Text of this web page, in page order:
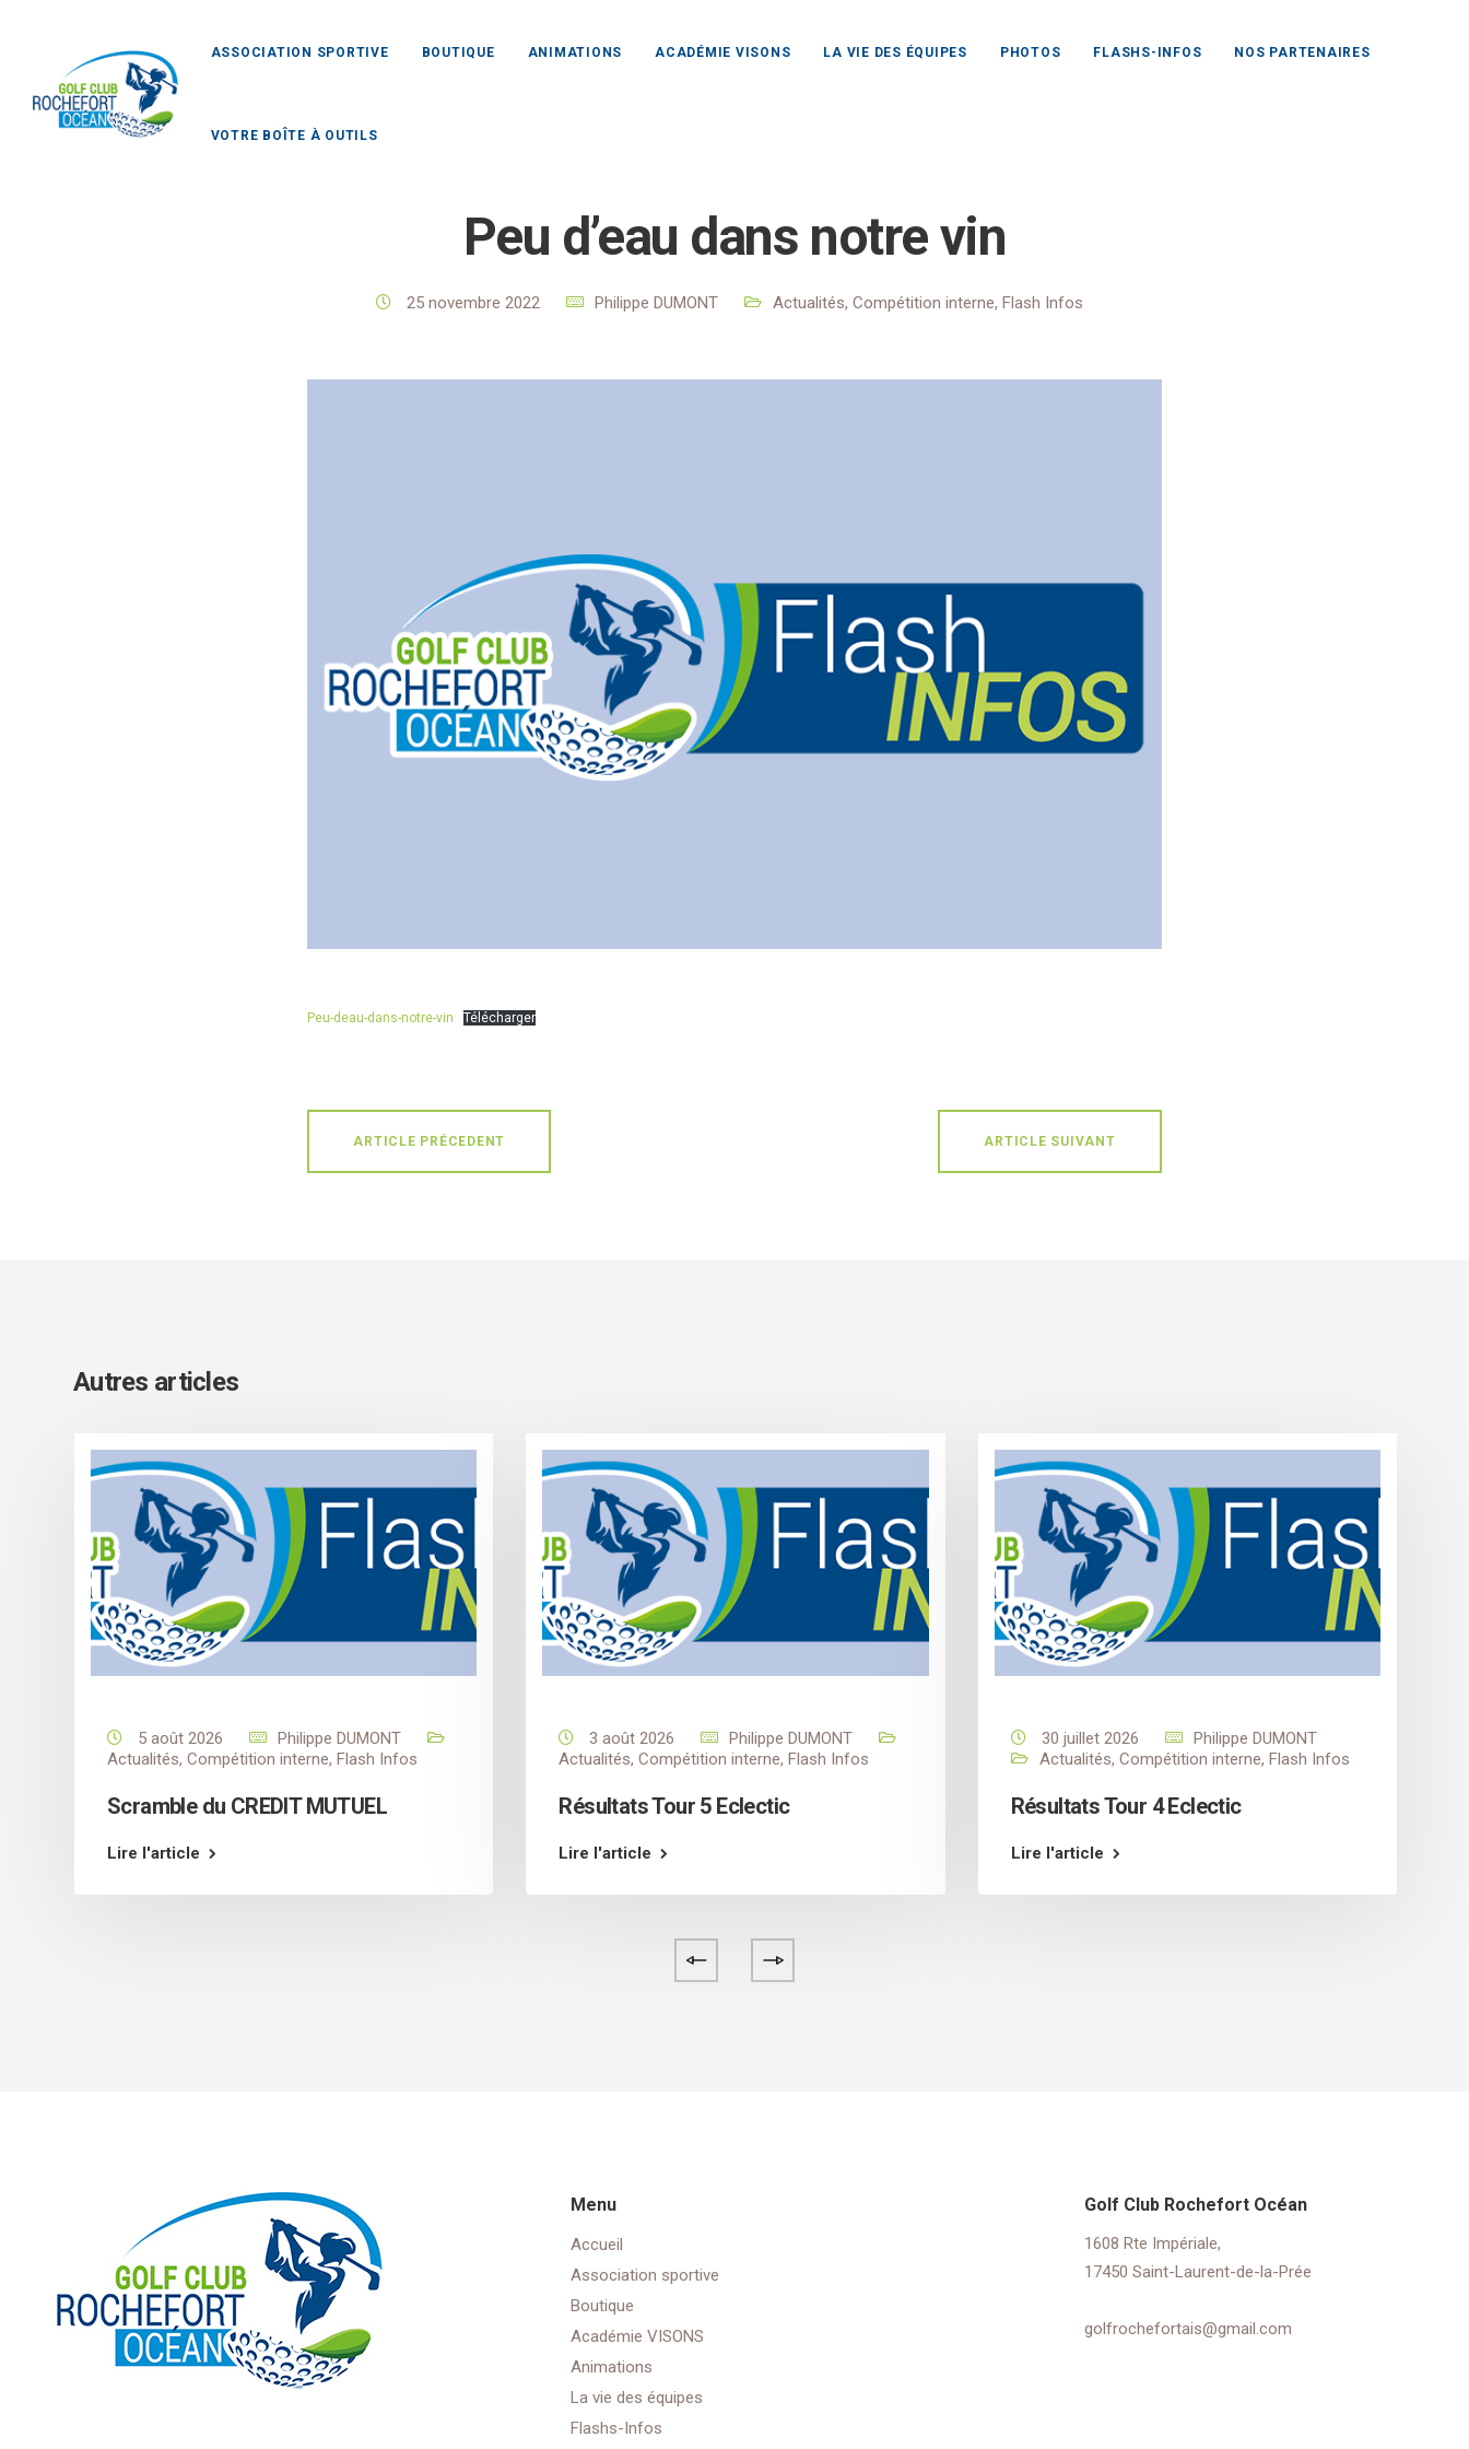
ASSOCIATION SPORTIVE BOUTIQUE ANIMATIONS ACADÉMIE VISONS LA VIE DES ÉQUIPES PHOTOS FLASHS-INFOS NOS PARTENAIRES
VOTRE BOÎTE À OUTILS
Peu d’eau dans notre vin
25 novembre 2022 Philippe DUMONT Actualités, Compétition interne, Flash Infos
Peu-deau-dans-notre-vin Télécharger
ARTICLE PRÉCEDENT ARTICLE SUIVANT
Autres articles
5 août 2026
Philippe DUMONT
Actualités, Compétition interne, Flash Infos
Scramble du CREDIT MUTUEL
Lire l'article
3 août 2026
Philippe DUMONT
Actualités,Compétition interne, Flash Infos
Résultats Tour 5 Eclectic
Lire l'article
30 juillet 2026
Philippe DUMONT
Actualités, Compétition interne, Flash Infos
Résultats Tour 4 Eclectic
Lire l'article
Menu
Accueil
Association sportive
Boutique
Académie VISONS
Animations
La vie des équipes
Flashs-Infos
Golf Club Rochefort Océan
1608 Rte Impériale,
17450 Saint-Laurent-de-la-Prée
golfrochefortais@gmail.com